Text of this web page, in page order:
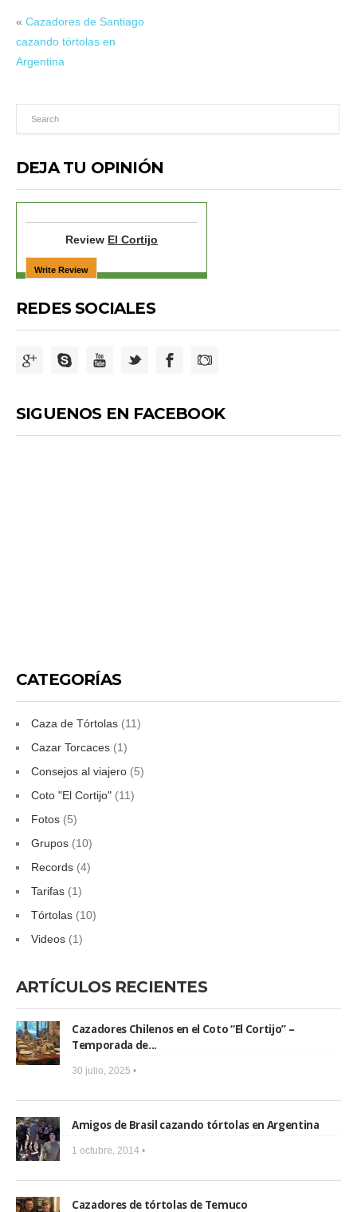
« Cazadores de Santiago
cazando tórtolas en
Argentina
DEJA TU OPINIÓN
Review El Cortijo
REDES SOCIALES
SIGUENOS EN FACEBOOK
CATEGORÍAS
Caza de Tórtolas (11)
Cazar Torcaces (1)
Consejos al viajero (5)
Coto "El Cortijo" (11)
Fotos (5)
Grupos (10)
Records (4)
Tarifas (1)
Tórtolas (10)
Videos (1)
ARTÍCULOS RECIENTES
Cazadores Chilenos en el Coto “El Cortijo” –
Temporada de...
30 julio, 2025 •
Amigos de Brasil cazando tórtolas en Argentina
1 octubre, 2014 •
Cazadores de tórtolas de Temuco